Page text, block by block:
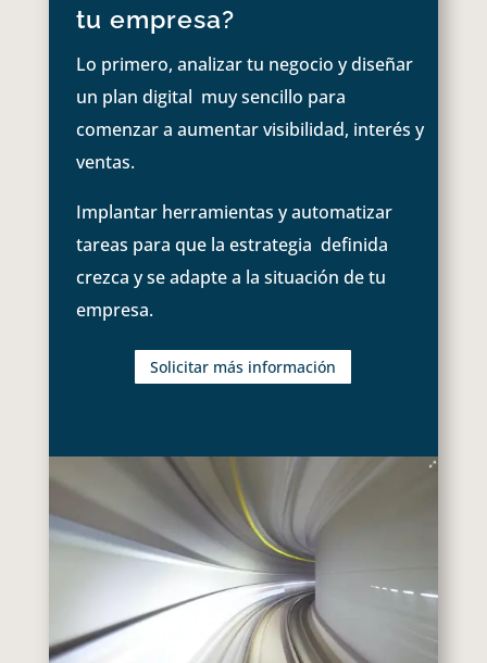
tu empresa?
Lo primero, analizar tu negocio y diseñar
un plan digital muy sencillo para
comenzar a aumentar visibilidad, interés y
ventas.
Implantar herramientas y automatizar
tareas para que la estrategia definida
crezca y se adapte a la situación de tu
empresa.
Solicitar más información